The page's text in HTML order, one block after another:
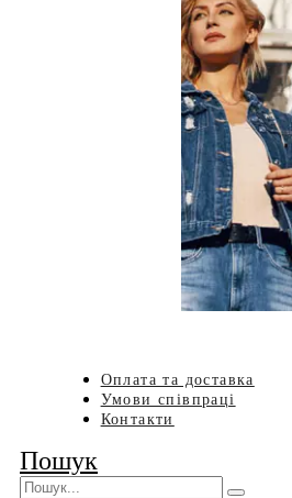
Оплата та доставка
Умови співпраці
Контакти
Пошук